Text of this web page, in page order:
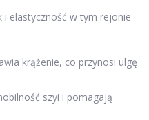
i elastyczność w tym rejonie
krążenie, co przynosi ulgę
szyi i pomagają